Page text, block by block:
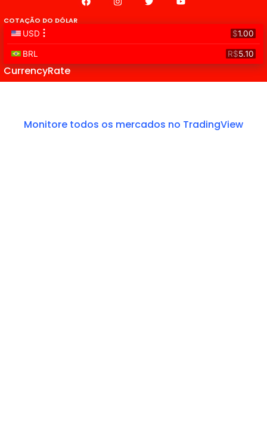
COTAÇÃO DO DÓLAR
CurrencyRate
Monitore todos os mercados no TradingView